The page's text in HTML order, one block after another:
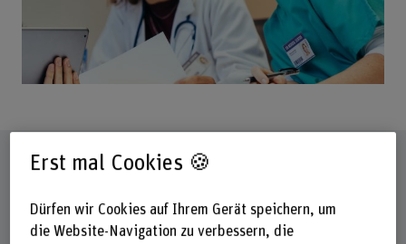
Steckbrief
Titel/Abschluss
Short Advanced Studies (SAS)
Erst mal Cookies 🍪
Dürfen wir Cookies auf Ihrem Gerät speichern, um
die Website-Navigation zu verbessern, die